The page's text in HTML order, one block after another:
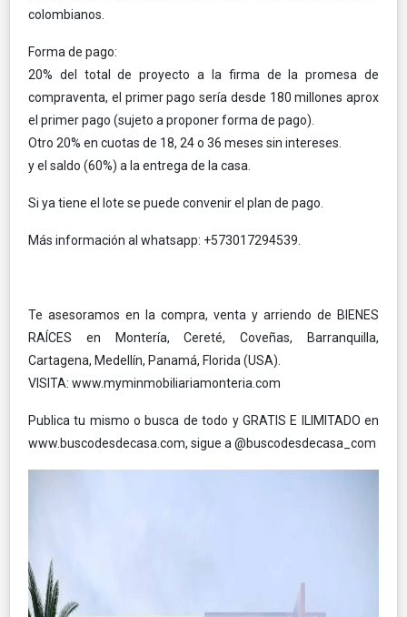
colombianos.
Forma de pago:
20% del total de proyecto a la firma de la promesa de
compraventa, el primer pago sería desde 180 millones aprox
el primer pago (sujeto a proponer forma de pago).
Otro 20% en cuotas de 18, 24 o 36 meses sin intereses.
y el saldo (60%) a la entrega de la casa.
Si ya tiene el lote se puede convenir el plan de pago.
Más información al whatsapp: +573017294539.
Te asesoramos en la compra, venta y arriendo de BIENES
RAÍCES en Montería, Cereté, Coveñas, Barranquilla,
Cartagena, Medellín, Panamá, Florida (USA).
VISITA: www.myminmobiliariamonteria.com
Publica tu mismo o busca de todo y GRATIS E ILIMITADO en
www.buscodesdecasa.com, sigue a @buscodesdecasa_com